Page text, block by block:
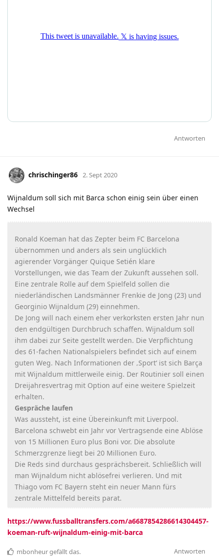
Antworten
chrischinger86 2. Sept 2020
Wijnaldum soll sich mit Barca schon einig sein über einen
Wechsel
Ronald Koeman hat das Zepter beim FC Barcelona
übernommen und anders als sein unglücklich
agierender Vorgänger Quique Setién klare
Vorstellungen, wie das Team der Zukunft aussehen soll.
Eine zentrale Rolle auf dem Spielfeld sollen die
niederländischen Landsmänner Frenkie de Jong (23) und
Georginio Wijnaldum (29) einnehmen.
De Jong will nach einem eher verkorksten ersten Jahr nun
den endgültigen Durchbruch schaffen. Wijnaldum soll
ihm dabei zur Seite gestellt werden. Die Verpflichtung
des 61-fachen Nationalspielers befindet sich auf einem
guten Weg. Nach Informationen der ‚Sport‘ ist sich Barça
mit Wijnaldum mittlerweile einig. Der Routinier soll einen
Dreijahresvertrag mit Option auf eine weitere Spielzeit
erhalten.
Gespräche laufen
Was aussteht, ist eine Übereinkunft mit Liverpool.
Barcelona schwebt ein Jahr vor Vertragsende eine Ablöse
von 15 Millionen Euro plus Boni vor. Die absolute
Schmerzgrenze liegt bei 20 Millionen Euro.
Die Reds sind durchaus gesprächsbereit. Schließlich will
man Wijnaldum nicht ablösefrei verlieren. Und mit
Thiago vom FC Bayern steht ein neuer Mann fürs
zentrale Mittelfeld bereits parat.
https://www.fussballtransfers.com/a6687854286614304457-
koeman-ruft-wijnaldum-einig-mit-barca
Antworten
mbonheurgefällt das.